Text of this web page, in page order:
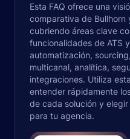
Esta FAQ ofrece una
comparativa de Bullhorn
cubriendo áreas clave
funcionalidades de ATS
automatización,
multicanal, analítica,
integraciones. Utiliza
entender rápidamente
de cada solución y elegir
para tu agencia.